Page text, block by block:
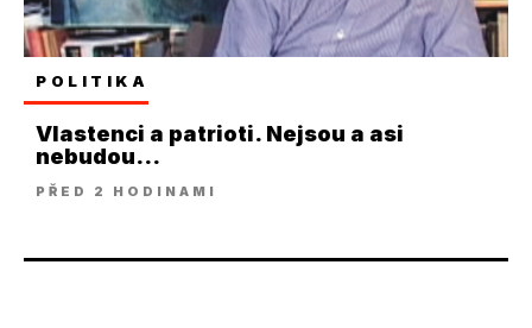
POLITIKA
Vlastenci a patrioti. Nejsou a asi
nebudou...
PŘED 2 HODINAMI